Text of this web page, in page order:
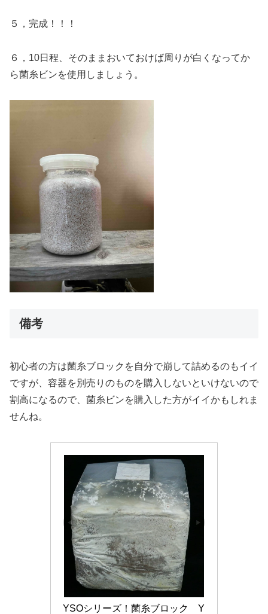
５，完成！！！
６，10日程、そのままおいておけば周りが白くなってか
ら菌糸ビンを使用しましょう。
備考
初心者の方は菌糸ブロックを自分で崩して詰めるのもイイ
ですが、容器を別売りのものを購入しないといけないので
割高になるので、菌糸ビンを購入した方がイイかもしれま
せんね。
YSOシリーズ！菌糸ブロック　Y